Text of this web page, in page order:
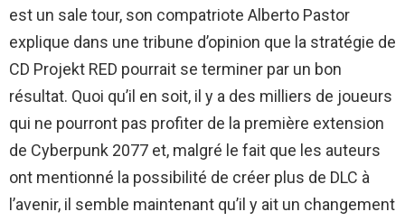
est un sale tour, son compatriote Alberto Pastor
explique dans une tribune d’opinion que la stratégie de
CD Projekt RED pourrait se terminer par un bon
résultat. Quoi qu’il en soit, il y a des milliers de joueurs
qui ne pourront pas profiter de la première extension
de Cyberpunk 2077 et, malgré le fait que les auteurs
ont mentionné la possibilité de créer plus de DLC à
l’avenir, il semble maintenant qu’il y ait un changement